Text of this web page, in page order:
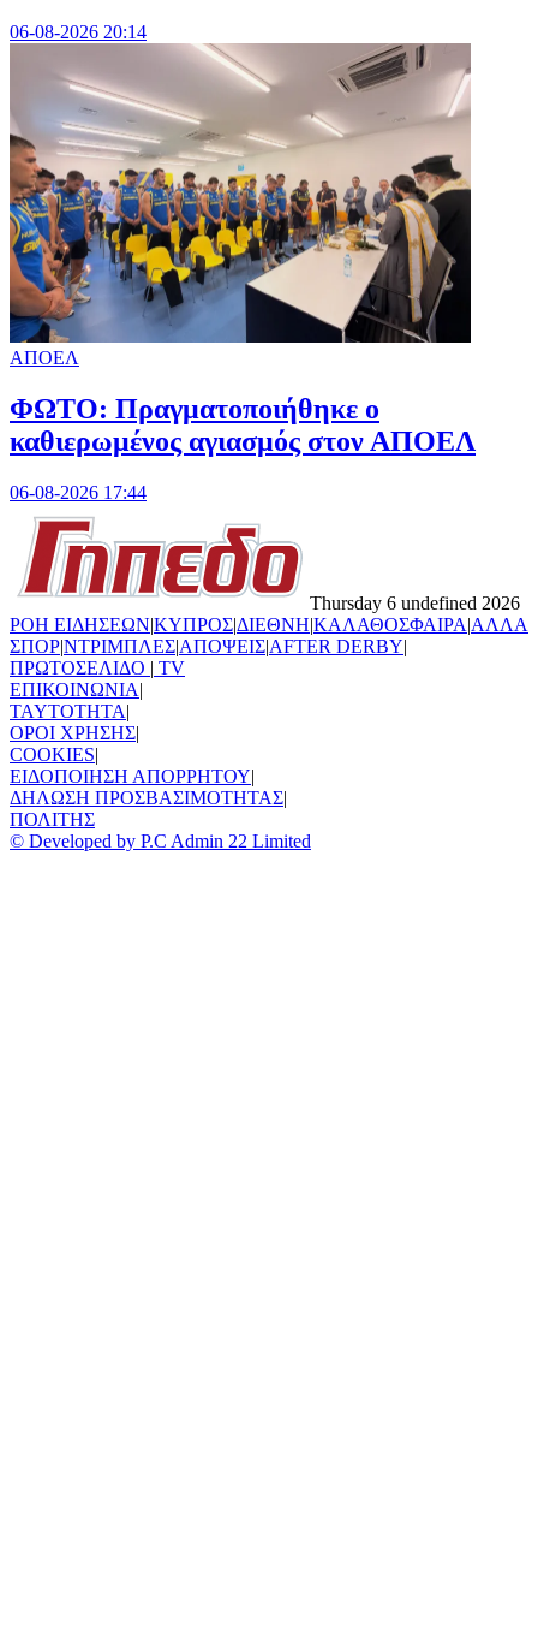
06-08-2026 20:14
ΑΠΟΕΛ
ΦΩΤΟ: Πραγματοποιήθηκε ο
καθιερωμένος αγιασμός στον ΑΠΟΕΛ
06-08-2026 17:44
Thursday 6 undefined 2026
ΡΟΗ ΕΙΔΗΣΕΩΝ|ΚΥΠΡΟΣ|ΔΙΕΘΝΗ|ΚΑΛΑΘΟΣΦΑΙΡΑ|ΑΛΛΑ
ΣΠΟΡ|ΝΤΡΙΜΠΛΕΣ|ΑΠΟΨΕΙΣ|AFTER DERBY|
ΠΡΩΤΟΣΕΛΙΔΟ | TV
ΕΠΙΚΟΙΝΩΝΙΑ|
TAYTOTHTA|
ΟΡΟΙ ΧΡΗΣΗΣ|
COOKIES|
ΕΙΔΟΠΟΙΗΣΗ ΑΠΟΡΡΗΤΟΥ|
ΔΗΛΩΣΗ ΠΡΟΣΒΑΣΙΜΟΤΗΤΑΣ|
ΠΟΛΙΤΗΣ
© Developed by P.C Admin 22 Limited